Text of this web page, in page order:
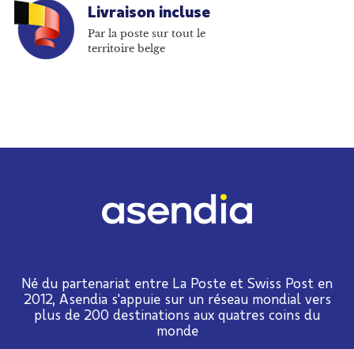
Livraison incluse
Par la poste sur tout le
territoire belge
Né du partenariat entre La Poste et Swiss Post en
2012, Asendia s'appuie sur un réseau mondial vers
plus de 200 destinations aux quatres coins du
monde